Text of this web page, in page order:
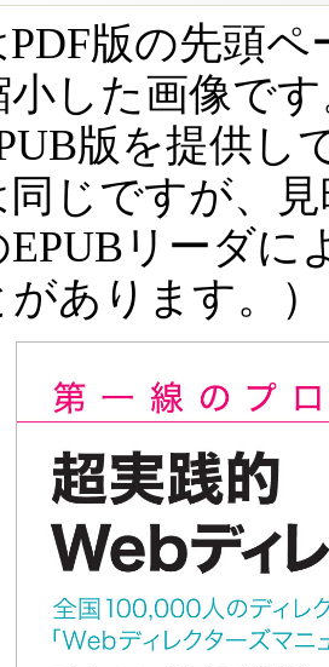
PDF版の先頭
小した画像で
版を提供し
同じですが、
リーダに
あります。）